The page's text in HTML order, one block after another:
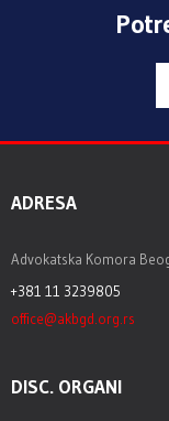
ADRESA
Advokatska Komora
+381 11 3239805
office@akbgd.org.rs
DISC. ORGANI